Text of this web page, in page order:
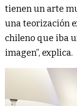
tienen un arte
una teorización
chileno que iba
imagen”, explica.